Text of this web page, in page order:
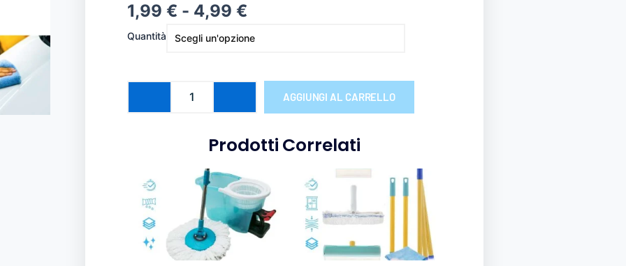
1,99 € - 4,99 €
prezzo:
1,99 €
4,99 €
Quantità
in
AGGIUNGI AL CARRELLO
Prodotti Correlati
Questo
prodotto
varianti.